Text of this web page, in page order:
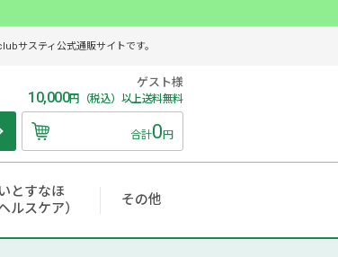
サスティ公式通販サイトです。
ゲスト様
10,000円（税込）以上送料無料
合計0円
いとすなほ
ヘルスケア）
その他